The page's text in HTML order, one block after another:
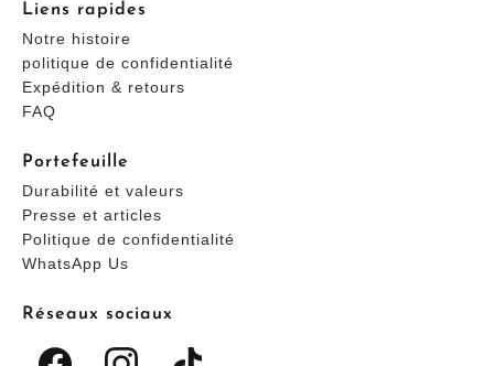
Liens rapides
Notre histoire
politique de confidentialité
Expédition & retours
FAQ
Portefeuille
Durabilité et valeurs
Presse et articles
Politique de confidentialité
WhatsApp Us
Réseaux sociaux